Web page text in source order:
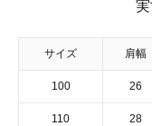
実
サイズ 肩幅
100 26
110 28